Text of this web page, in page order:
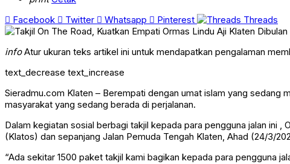
Facebook
Twitter Whatsapp Pinterest Threads
infoAtur ukuran teks artikel ini untuk mendapatkan pengalaman
text_decrease text_increase
Sieradmu.com Klaten – Berempati dengan umat islam yang sedang
masyarakat yang sedang berada di perjalanan.
Dalam kegiatan sosial berbagi takjil kepada para pengguna jalan ini
(Klatos) dan sepanjang Jalan Pemuda Tengah Klaten, Ahad (24/3/
“Ada sekitar 1500 paket takjil kami bagikan kepada para pengguna